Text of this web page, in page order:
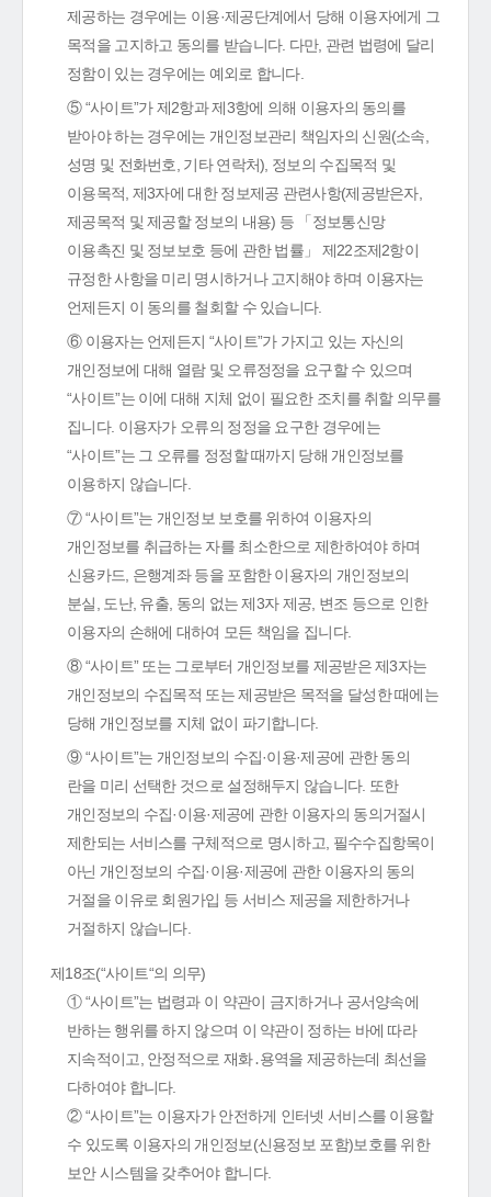
제공하는 경우에는 이용·제공단계에서 당해 이용자에게 그
목적을 고지하고 동의를 받습니다. 다만, 관련 법령에 달리
정함이 있는 경우에는 예외로 합니다.
⑤ “사이트”가 제2항과 제3항에 의해 이용자의 동의를
받아야 하는 경우에는 개인정보관리 책임자의 신원(소속,
성명 및 전화번호, 기타 연락처), 정보의 수집목적 및
이용목적, 제3자에 대한 정보제공 관련사항(제공받은자,
제공목적 및 제공할 정보의 내용) 등 「정보통신망
이용촉진 및 정보보호 등에 관한 법률」 제22조제2항이
규정한 사항을 미리 명시하거나 고지해야 하며 이용자는
언제든지 이 동의를 철회할 수 있습니다.
⑥ 이용자는 언제든지 “사이트”가 가지고 있는 자신의
개인정보에 대해 열람 및 오류정정을 요구할 수 있으며
“사이트”는 이에 대해 지체 없이 필요한 조치를 취할 의무를
집니다. 이용자가 오류의 정정을 요구한 경우에는
“사이트”는 그 오류를 정정할 때까지 당해 개인정보를
이용하지 않습니다.
⑦ “사이트”는 개인정보 보호를 위하여 이용자의
개인정보를 취급하는 자를 최소한으로 제한하여야 하며
신용카드, 은행계좌 등을 포함한 이용자의 개인정보의
분실, 도난, 유출, 동의 없는 제3자 제공, 변조 등으로 인한
이용자의 손해에 대하여 모든 책임을 집니다.
⑧ “사이트” 또는 그로부터 개인정보를 제공받은 제3자는
개인정보의 수집목적 또는 제공받은 목적을 달성한 때에는
당해 개인정보를 지체 없이 파기합니다.
⑨ “사이트”는 개인정보의 수집·이용·제공에 관한 동의
란을 미리 선택한 것으로 설정해두지 않습니다. 또한
개인정보의 수집·이용·제공에 관한 이용자의 동의거절시
제한되는 서비스를 구체적으로 명시하고, 필수수집항목이
아닌 개인정보의 수집·이용·제공에 관한 이용자의 동의
거절을 이유로 회원가입 등 서비스 제공을 제한하거나
거절하지 않습니다.
제18조(“사이트“의 의무)
① “사이트”는 법령과 이 약관이 금지하거나 공서양속에
반하는 행위를 하지 않으며 이 약관이 정하는 바에 따라
지속적이고, 안정적으로 재화․용역을 제공하는데 최선을
다하여야 합니다.
② “사이트”는 이용자가 안전하게 인터넷 서비스를 이용할
수 있도록 이용자의 개인정보(신용정보 포함)보호를 위한
보안 시스템을 갖추어야 합니다.